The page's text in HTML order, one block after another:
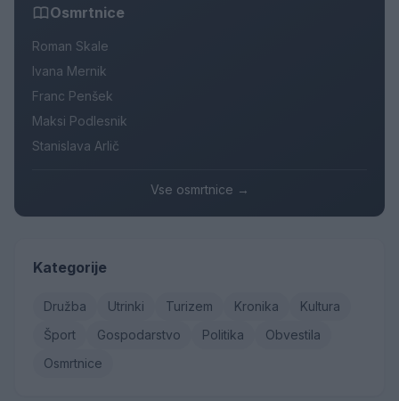
Osmrtnice
Roman Skale
Ivana Mernik
Franc Penšek
Maksi Podlesnik
Stanislava Arlič
Vse osmrtnice →
Kategorije
Družba Utrinki Turizem Kronika
Kultura
Šport
Gospodarstvo Politika
Obvestila
Osmrtnice